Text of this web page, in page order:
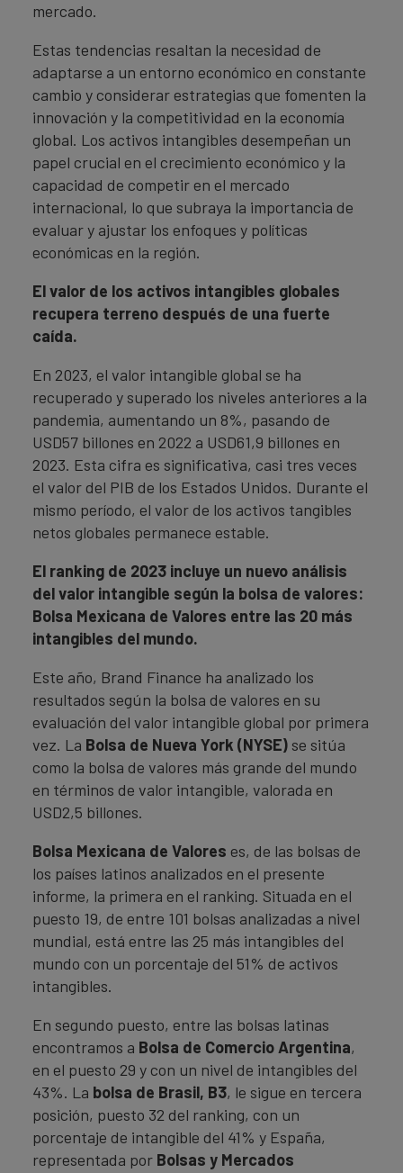
mercado.
Estas tendencias resaltan la necesidad de
adaptarse a un entorno económico en constante
cambio y considerar estrategias que fomenten la
innovación y la competitividad en la economía
global. Los activos intangibles desempeñan un
papel crucial en el crecimiento económico y la
capacidad de competir en el mercado
internacional, lo que subraya la importancia de
evaluar y ajustar los enfoques y políticas
económicas en la región.
El valor de los activos intangibles globales
recupera terreno después de una fuerte
caída.
En 2023, el valor intangible global se ha
recuperado y superado los niveles anteriores a la
pandemia, aumentando un 8%, pasando de
USD57 billones en 2022 a USD61,9 billones en
2023. Esta cifra es significativa, casi tres veces
el valor del PIB de los Estados Unidos. Durante el
mismo período, el valor de los activos tangibles
netos globales permanece estable.
El ranking de 2023 incluye un nuevo análisis
del valor intangible según la bolsa de valores:
Bolsa Mexicana de Valores entre las 20 más
intangibles del mundo.
Este año, Brand Finance ha analizado los
resultados según la bolsa de valores en su
evaluación del valor intangible global por primera
vez. La Bolsa de Nueva York (NYSE) se sitúa
como la bolsa de valores más grande del mundo
en términos de valor intangible, valorada en
USD2,5 billones.
Bolsa Mexicana de Valores es, de las bolsas de
los países latinos analizados en el presente
informe, la primera en el ranking. Situada en el
puesto 19, de entre 101 bolsas analizadas a nivel
mundial, está entre las 25 más intangibles del
mundo con un porcentaje del 51% de activos
intangibles.
En segundo puesto, entre las bolsas latinas
encontramos a Bolsa de Comercio Argentina,
en el puesto 29 y con un nivel de intangibles del
43%. La bolsa de Brasil, B3, le sigue en tercera
posición, puesto 32 del ranking, con un
porcentaje de intangible del 41% y España,
representada por Bolsas y Mercados